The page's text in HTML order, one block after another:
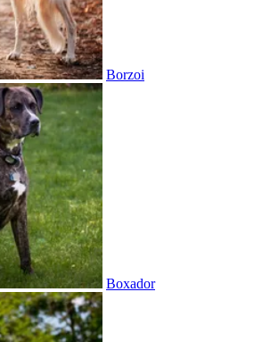
Borzoi
Boxador